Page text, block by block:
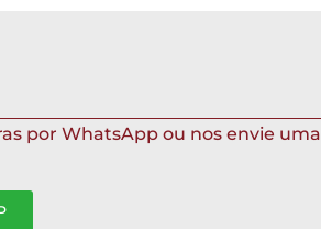
por WhatsApp ou nos envie uma